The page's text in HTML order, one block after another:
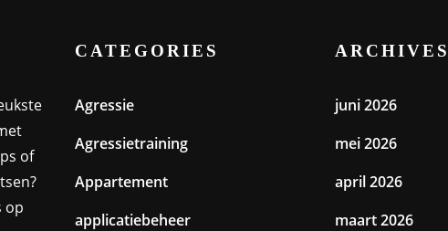
of
op
CATEGORIES
Agressie
Agressietraining
Appartement
applicatiebeheer
ARCHIVES
juni 2026
mei 2026
april 2026
maart 2026